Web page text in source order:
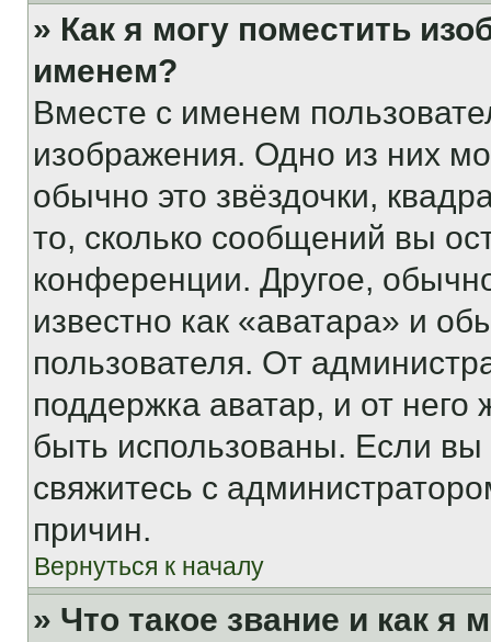
» Как я могу поместить
именем?
Вместе с именем
изображения. Одно из них
обычно это звёздочки,
то, сколько сообщений вы
конференции. Другое,
известно как «аватара» и
пользователя. От
поддержка аватар, и от него
быть использованы. Если
свяжитесь с
причин.
Вернуться к началу
» Что такое звание и как я